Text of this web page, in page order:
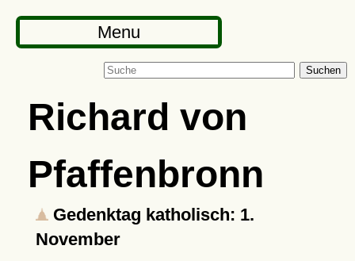
Menu
Suchen
Richard von
Pfaffenbronn
Gedenktag katholisch: 1.
November